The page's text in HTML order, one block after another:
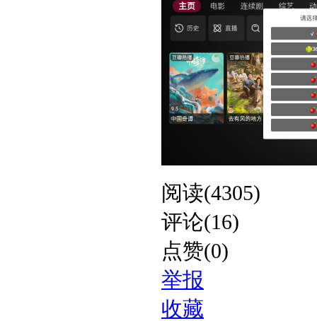
阅读(4305)
评论(16)
点赞(0)
举报
收藏